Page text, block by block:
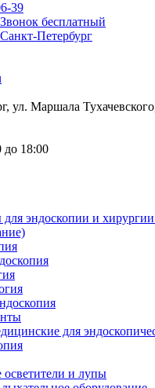
39
Звонок бесплатный
Санкт-Петербург
ул. Маршала
до 18:00
эндоскопии и
для
и лупы